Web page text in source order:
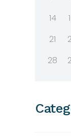
14
21
28